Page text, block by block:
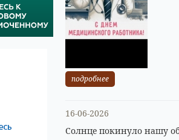
подробнее
16-06-2026
Солнце покинуло нашу